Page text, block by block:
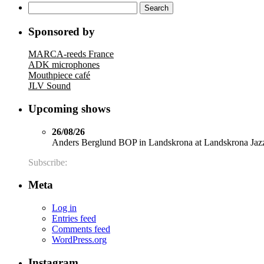
for:
Sponsored by
MARCA-reeds France
ADK microphones
Mouthpiece café
JLV Sound
Upcoming shows
26/08/26
Anders Berglund BOP in Landskrona at Landskrona
Subscribe:
Meta
Log in
Entries feed
Comments feed
WordPress.org